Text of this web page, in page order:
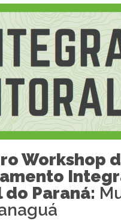
Workshop
Paraná: